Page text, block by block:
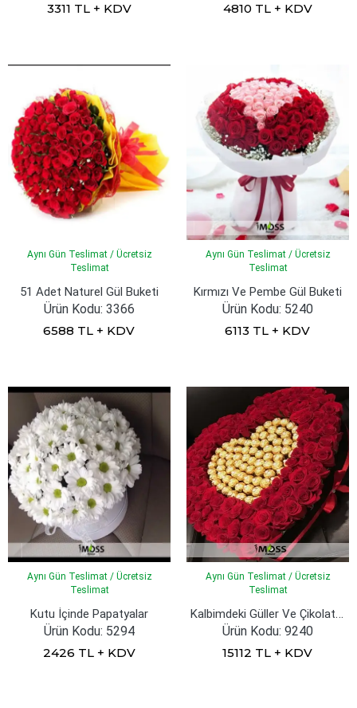
3311 TL + KDV
4810 TL + KDV
Aynı Gün Teslimat / Ücretsiz
Teslimat
51 Adet Naturel Gül Buketi
Ürün Kodu: 3366
6588 TL + KDV
Aynı Gün Teslimat / Ücretsiz
Teslimat
Kırmızı Ve Pembe Gül Buketi
Ürün Kodu: 5240
6113 TL + KDV
Aynı Gün Teslimat / Ücretsiz
Teslimat
Kutu İçinde Papatyalar
Ürün Kodu: 5294
2426 TL + KDV
Aynı Gün Teslimat / Ücretsiz
Teslimat
Kalbimdeki Güller Ve Çikolata Vip Tasarım
Ürün Kodu: 9240
15112 TL + KDV